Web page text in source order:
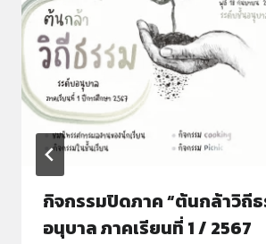
กิจกรรมปิดภาค “ต้นกล้าวิถีธ
อนุบาล ภาคเรียนที่ 1 / 2567